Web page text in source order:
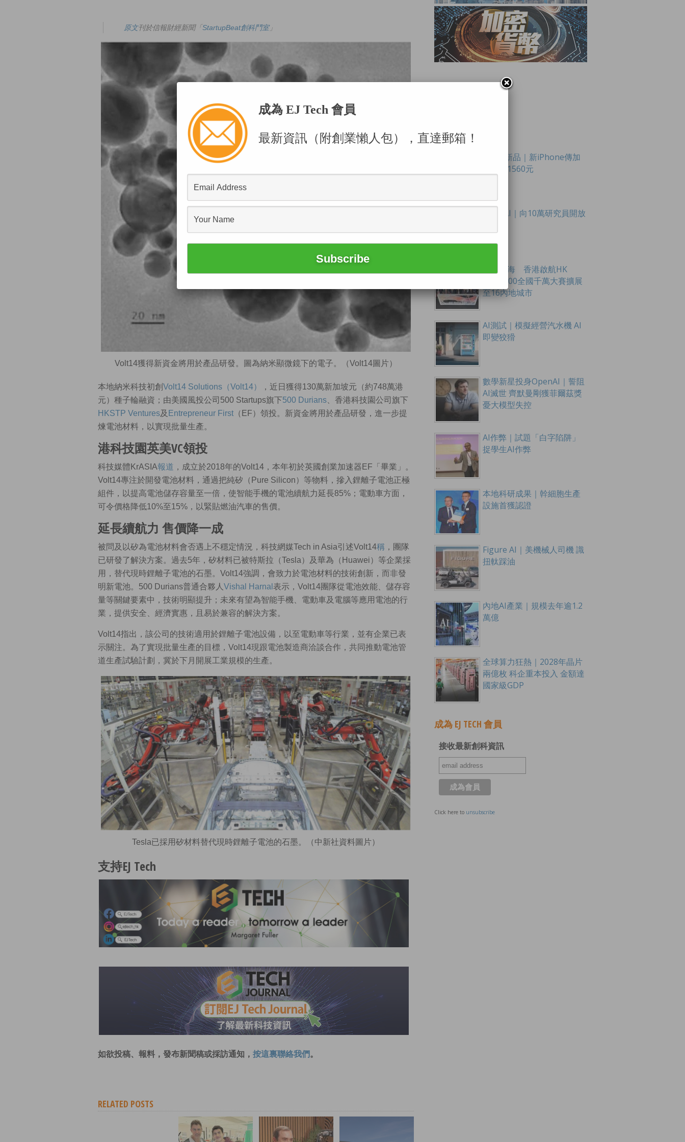
原文刊於信報財經新聞「StartupBeat創科鬥室」
Volt14獲得新資金將用於產品研發。圖為納米顯微鏡下的電子。（Volt14圖片）
本地納米科技初創Volt14 Solutions （Volt14）
，近日獲得130萬新加坡元（約748萬港
元）種子輪融資；由美國風投公司500 Startups旗下500 Durians 、香港科技園公司旗下
HKSTP Ventures及 Entrepreneur First （EF）領投。新資金將用於產品研發，進一步提
煉電池材料，以實現批量生產。
港科技園英美VC領投
科技媒體KrASIA報道 ，成立於2018年的Volt14，本年初於英國創業加速器EF「畢業」。
Volt14專注於開發電池材料，通過把純矽（Pure Silicon）等物料，摻入鋰離子電池正極
組件，以提高電池儲存容量至一倍，使智能手機的電池續航力延長85%；電動車方面，
可令價格降低10%至15%，以緊貼燃油汽車的售價。
延長續航力 售價降一成
被問及以矽為電池材料會否遇上不穩定情況，科技網媒Tech in Asia引述Volt14稱 ，團隊
已研發了解決方案。過去5年，矽材料已被特斯拉（Tesla）及華為（Huawei）等企業採
用，替代現時鋰離子電池的石墨。Volt14強調，會致力於電池材料的技術創新，而非發
明新電池。500 Durians普通合夥人 Vishal Harnal 表示，Volt14團隊從電池效能、儲存容
量等關鍵要素中，技術明顯提升；未來有望為智能手機、電動車及電腦等應用電池的行
業，提供安全、經濟實惠，且易於兼容的解決方案。
Volt14指出，該公司的技術適用於鋰離子電池設備，以至電動車等行業，並有企業已表
示關注。為了實現批量生產的目標，Volt14現跟電池製造商洽談合作，共同推動電池管
道生產試驗計劃，冀於下月開展工業規模的生產。
Tesla已採用矽材料替代現時鋰離子電池的石墨。（中新社資料圖片）
支持EJ Tech
如欲投稿、報料，發布新聞稿或採訪通知， 按這裏聯絡我們 。
RELATED POSTS
POPULAR POSTS
Apple新品｜新iPhone傳加
價最多1560元
OpenAI｜向10萬研究員開放
創科出海 香港啟航HK
Tech 300全國千萬大賽擴展
至16內地城市
AI測試｜模擬經營汽水機 AI
即變狡猾
數學新星投身OpenAI｜誓阻
AI滅世 齊默曼剛獲菲爾茲獎
憂大模型失控
AI作弊｜試題「白字陷阱」
捉學生AI作弊
本地科研成果｜幹細胞生產
設施首獲認證
Figure AI｜美機械人司機 識
扭軚踩油
內地AI產業｜規模去年逾1.2
萬億
全球算力狂熱｜2028年晶片
兩億枚 科企重本投入 金額達
國家級GDP
成為 EJ TECH 會員
接收最新創科資訊
Click here to unsubscribe
成為 EJ Tech 會員
最新資訊（附創業懶人包），直達郵箱！